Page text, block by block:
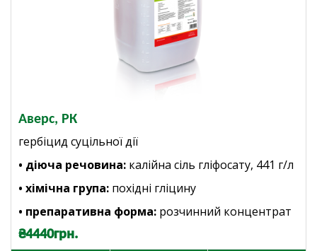
Аверс, РК
гербіцид суцільної дії
• діюча речовина: калійна сіль гліфосату, 441 г/л
• хімічна група: похідні гліцину
• препаративна форма: розчинний концентрат
₴4440грн.